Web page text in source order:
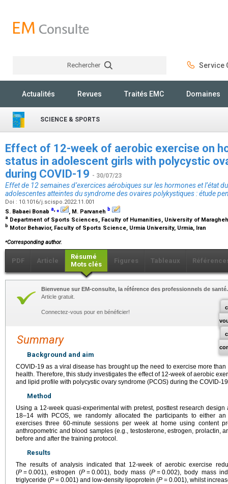
Rechercher Service
Actualités Revues Traités EMC Domaines
SCIENCE & SPORTS
Effect of 12-week of aerobic exercise on
status in adolescent girls with polycystic
during COVID-19 - 30/07/23
Effet de 12 semaines d’exercices aérobiques sur les hormones et l’état
adolescentes atteintes du syndrome des ovaires polykystiques : étude
Doi : 10.1016/j.scispo.2022.11.001
S. Babaei Bonab a,⁎ , M. Parvaneh b
a Department of Sports Sciences, Faculty of Humanities, University of
b Motor Behavior, Faculty of Sports Science, Urmia University, Urmia, Iran
⁎Corresponding author.
PDF Article
Résumé
Mots clés
Figures Tableaux
Bienvenue sur EM-consulte, la référence des professionnels de santé.
Article gratuit.
Connectez-vous pour en bénéficier!
Summary
Background and aim
COVID-19 as a viral disease has brought up the need to exercise more
health. Therefore, this study investigates the effect of 12-week of aerobic
and lipid profile with polycystic ovary syndrome (PCOS) during the COVID-
Method
Using a 12-week quasi-experimental with pretest, posttest research
18–14 with PCOS, we randomly allocated the participants to either
exercises three 60-minute sessions per week at home using content
anthropometric and blood samples (e.g., testosterone, estrogen, prolactin,
before and after the training protocol.
Results
The results of analysis indicated that 12-week of aerobic exercise
(P = 0.001), estrogen (P = 0.001), body mass (P = 0.002), body mass
triglyceride (P = 0.001) and low-density lipoprotein (P = 0.001), whilst